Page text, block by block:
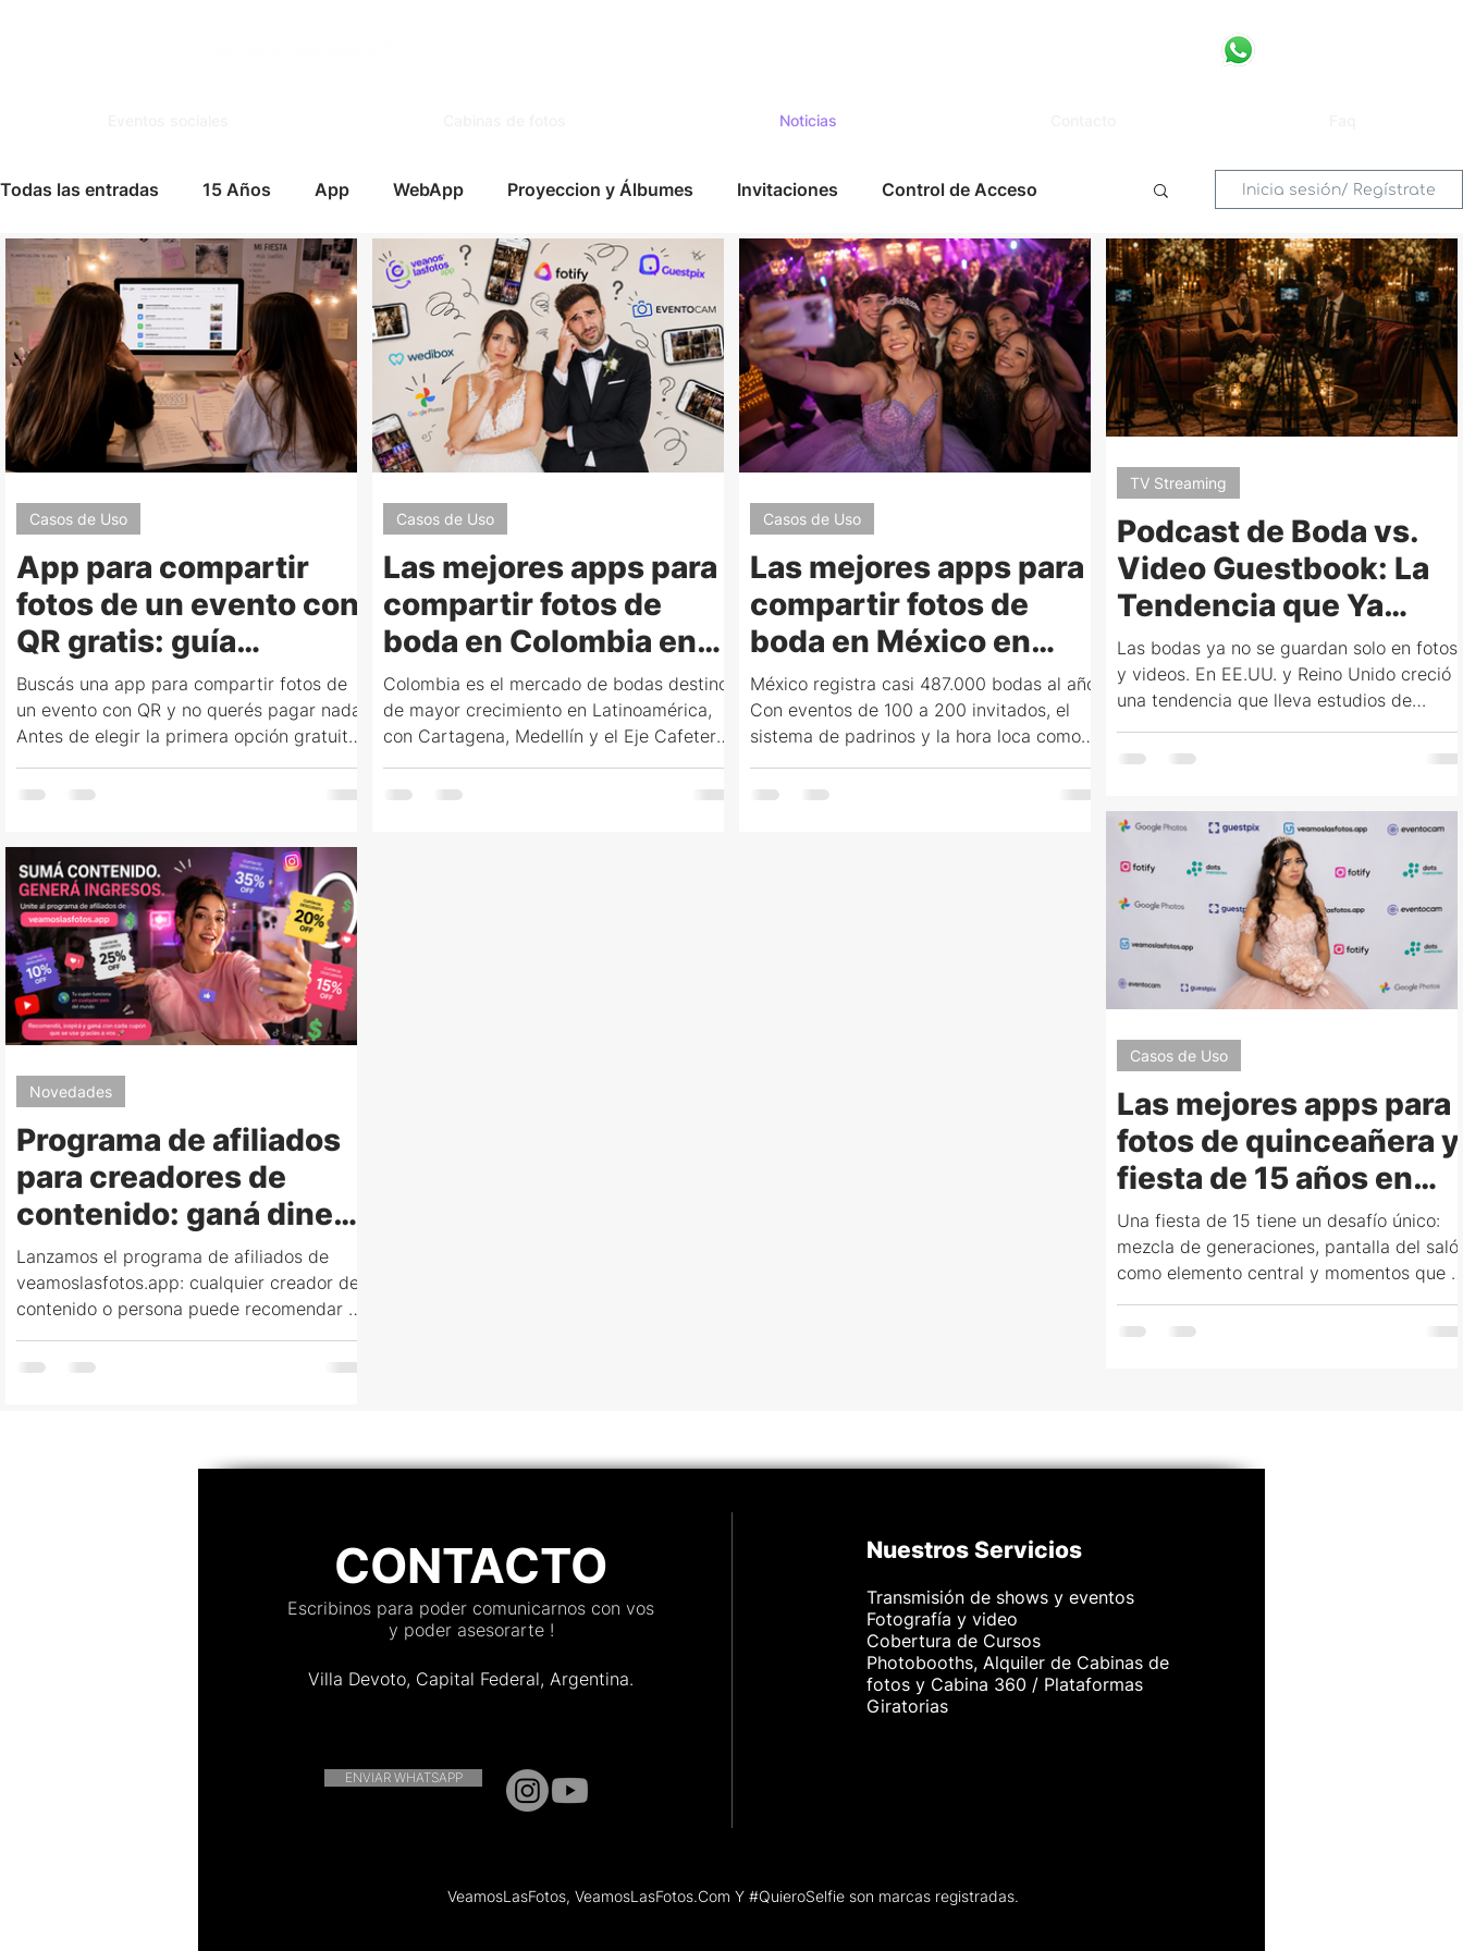
Noticias
Todas las entradas 15 Años App WebApp Proyeccion y Álbumes Invitaciones Control de Acceso
Tutoriales TV Streaming Profesionales Novedades Tips Bodas Eventos Kiosco Digital
Trivias Encuentra tu mesa Casos de Uso
Inicia sesión/ Regístrate
App para compartir
fotos de un evento con
QR gratis: guía
completa 2026
Buscás una app para compartir fotos de
un evento con QR y no querés pagar nada.
Antes de elegir la primera opción gratuita
que aparece, hay tres preguntas clave:
¿las fotos se guardan con marca de agua?
responde con datos reales de cada
plataforma.
Casos de Uso
Las mejores apps para
compartir fotos de
boda en Colombia en
2026: comparativa
completa
Colombia es el mercado de bodas destino
de mayor crecimiento en Latinoamérica,
con Cartagena, Medellín y el Eje Cafetero
como destinos líder para parejas
internacionales que pagan en dólares. Esta
Casos de Uso
Las mejores apps para
compartir fotos de
boda en México en
2026: comparativa
completa
México registra casi 487.000 bodas al año.
Con eventos de 100 a 200 invitados, el
sistema de padrinos y la hora loca como
tradición central, esta guía compara las
mejores apps para fotos de boda en
Casos de Uso
Podcast de Boda vs.
Video Guestbook: La
Tendencia que Ya
Podés Sumar a tu
Casamiento
Las bodas ya no se guardan solo en fotos
y videos. En EE.UU. y Reino Unido creció
una tendencia que lleva estudios de
podcast a la fiesta para grabar las voces,
anécdotas y mensajes de los invitados.
guestbook, cuánto cuesta cada opción y
cómo integrarlos con el álbum compartido
y la proyección en vivo.
TV Streaming
Las mejores apps para
fotos de quinceañera y
fiesta de 15 años en
2026: comparativa
completa
Una fiesta de 15 tiene un desafío único:
mezcla de generaciones, pantalla del
como elemento central y momentos que
fotógrafo no captura. Esta guía compara
veamoslasfotos.app, Our Event Album,
Casos de Uso
Programa de afiliados
para creadores de
contenido: ganá dinero
recomendando
cupones de descuento
Lanzamos el programa de afiliados de
veamoslasfotos.app: cualquier creador de
contenido o persona puede recomendar un
cupón propio y ganar entre
$20.000-$80.000 ARS (o USD 20-80
Novedades
CONTACTO
Escribinos para poder comunicarnos con vos
y poder asesorarte !
Villa Devoto, Capital Federal, Argentina.
ENVIAR WHATSAPP
Nuestros Servicios
Transmisión de shows y eventos
Fotografía y video
Cobertura de Cursos
Photobooths, Alquiler de Cabinas de
fotos y Cabina 360 / Plataformas
Giratorias
VeamosLasFotos, VeamosLasFotos.Com Y #QuieroSelfie son marcas registradas.